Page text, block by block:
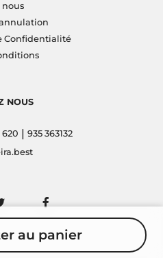
au panier
nous
Confidentialité
NOUS
620 | 935 363132